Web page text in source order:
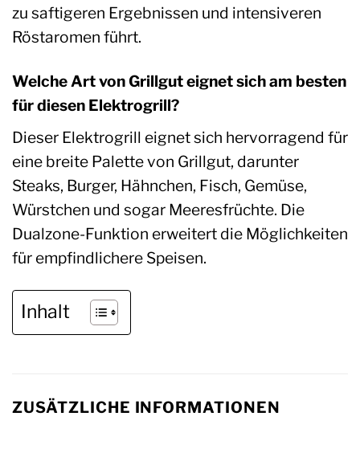
zu saftigeren Ergebnissen und intensiveren
Röstaromen führt.
Welche Art von Grillgut eignet sich am besten
für diesen Elektrogrill?
Dieser Elektrogrill eignet sich hervorragend für
eine breite Palette von Grillgut, darunter
Steaks, Burger, Hähnchen, Fisch, Gemüse,
Würstchen und sogar Meeresfrüchte. Die
Dualzone-Funktion erweitert die Möglichkeiten
für empfindlichere Speisen.
Inhalt
ZUSÄTZLICHE INFORMATIONEN